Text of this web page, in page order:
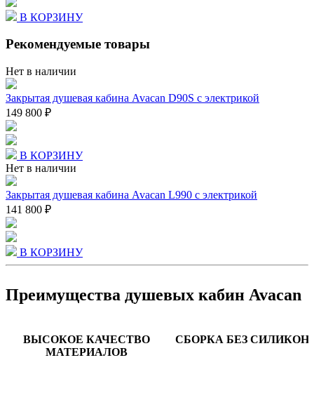
В КОРЗИНУ
Рекомендуемые товары
Нет в наличии
Закрытая душевая кабина Avacan D90S с электрикой
149 800 ₽
В КОРЗИНУ
Нет в наличии
Закрытая душевая кабина Avacan L990 с электрикой
141 800 ₽
В КОРЗИНУ
Преимущества душевых кабин Avacan
ВЫСОКОЕ КАЧЕСТВО
МАТЕРИАЛОВ
СБОРКА БЕЗ